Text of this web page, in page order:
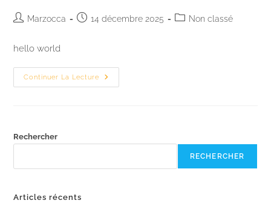
Marzocca 14 décembre 2025 Non classé
hello world
Continuer La Lecture
Rechercher
RECHERCHER
Articles récents